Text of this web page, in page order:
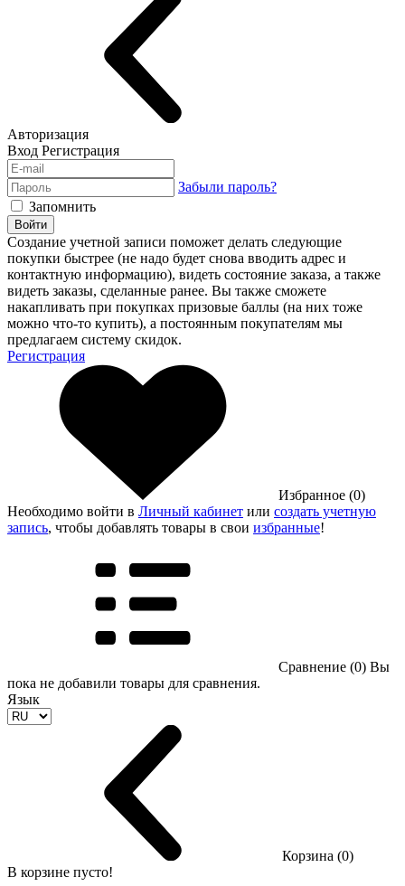
Авторизация
Вход Регистрация
Забыли пароль?
Запомнить
Войти
Создание учетной записи поможет делать следующие
покупки быстрее (не надо будет снова вводить адрес и
контактную информацию), видеть состояние заказа, а также
видеть заказы, сделанные ранее. Вы также сможете
накапливать при покупках призовые баллы (на них тоже
можно что-то купить), а постоянным покупателям мы
предлагаем систему скидок.
Регистрация
Избранное (0)
Необходимо войти в Личный кабинет или создать учетную
запись, чтобы добавлять товары в свои избранные!
Сравнение (0) Вы
пока не добавили товары для сравнения.
Язык
Корзина (0)
В корзине пусто!